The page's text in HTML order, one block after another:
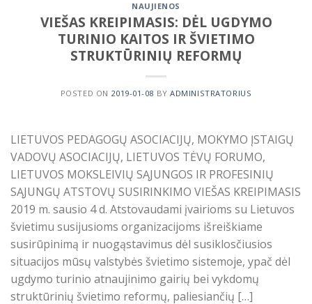
NAUJIENOS
VIEŠAS KREIPIMASIS: DĖL UGDYMO
TURINIO KAITOS IR ŠVIETIMO
STRUKTŪRINIŲ REFORMŲ
POSTED ON 2019-01-08 BYADMINISTRATORIUS
LIETUVOS PEDAGOGŲ ASOCIACIJŲ, MOKYMO ĮSTAIGŲ
VADOVŲ ASOCIACIJŲ, LIETUVOS TĖVŲ FORUMO,
LIETUVOS MOKSLEIVIŲ SĄJUNGOS IR PROFESINIŲ
SĄJUNGŲ ATSTOVŲ SUSIRINKIMO VIEŠAS KREIPIMASIS
2019 m. sausio 4 d. Atstovaudami įvairioms su Lietuvos
švietimu susijusioms organizacijoms išreiškiame
susirūpinimą ir nuogąstavimus dėl susiklosčiusios
situacijos mūsų valstybės švietimo sistemoje, ypač dėl
ugdymo turinio atnaujinimo gairių bei vykdomų
struktūrinių švietimo reformų, paliesiančių […]